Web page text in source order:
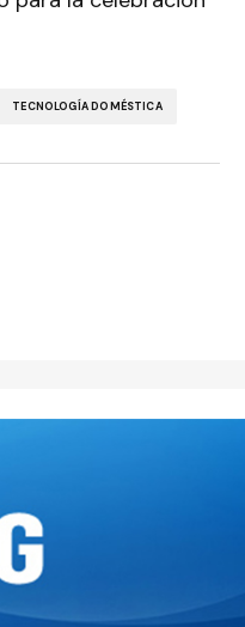
TECNOLOGÍA DOMÉSTICA